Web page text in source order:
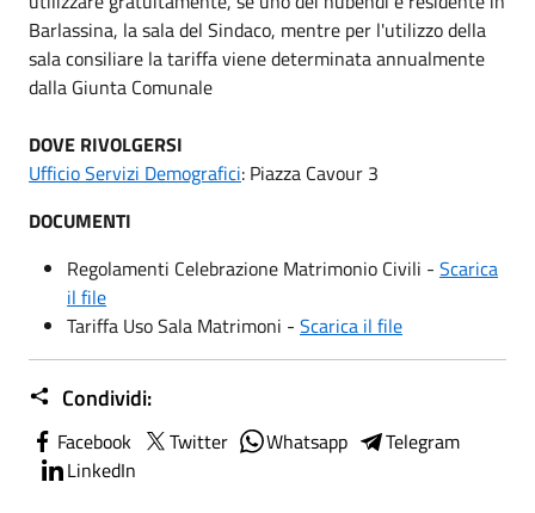
Barlassina, la sala del Sindaco, mentre per l'utilizzo della
sala consiliare la tariffa viene determinata annualmente
dalla Giunta Comunale
DOVE RIVOLGERSI
Ufficio Servizi Demografici: Piazza Cavour 3
DOCUMENTI
Regolamenti Celebrazione Matrimonio Civili - Scarica
il file
Tariffa Uso Sala Matrimoni - Scarica il file
Condividi:
Facebook Twitter Whatsapp
Telegram
LinkedIn